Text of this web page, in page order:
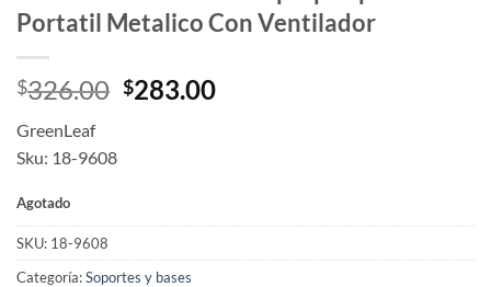
Portatil Metalico Con Ventilador
$326.00 Original
$283.00Current
GreenLeaf
Sku: 18-9608
Agotado
SKU: 18-9608
Categoría:Soportes y bases